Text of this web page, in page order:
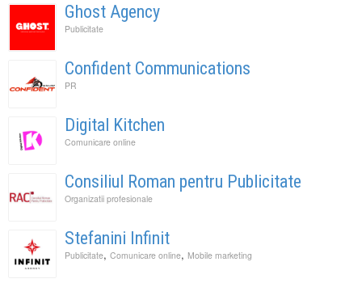
Ghost Agency
Publicitate
Confident Communications
PR
Digital Kitchen
Comunicare online
Consiliul Roman pentru Publicitate
Organizatii profesionale
Stefanini Infinit
Publicitate, Comunicare online, Mobile marketing